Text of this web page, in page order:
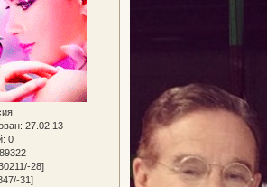
: 27.02.13
0
89322
28]
31]